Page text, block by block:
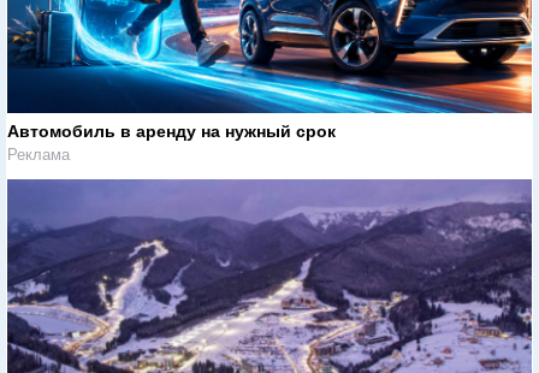
Автомобиль в аренду на нужный срок
Реклама